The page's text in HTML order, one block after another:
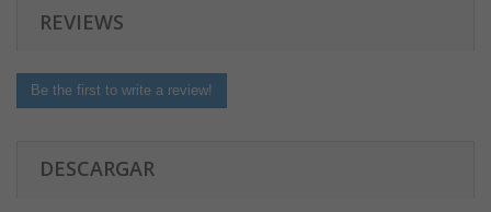
REVIEWS
Be the first to write a review!
DESCARGAR